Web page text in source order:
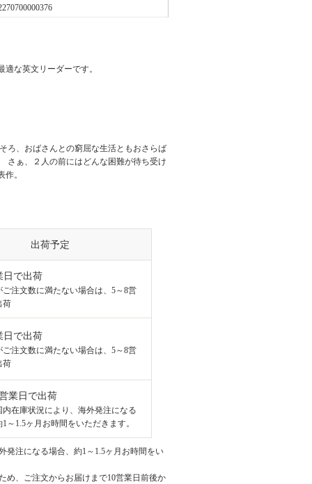
な英文リーダーです。
ろ、おばさんとの窮屈な生活ともおさらば
さぁ、２人の前にはどんな困難が待ち受け
。
出荷予定
日で出荷
ご注文数に満たない場合は、5～8営
荷
日で出荷
ご注文数に満たない場合は、5～8営
荷
業日で出荷
内在庫状況により、海外発注になる
～1.5ヶ月お時間をいただきます。
発注になる場合、約1～1.5ヶ月お時間をい
め、ご注文からお届けまで10営業日前後か